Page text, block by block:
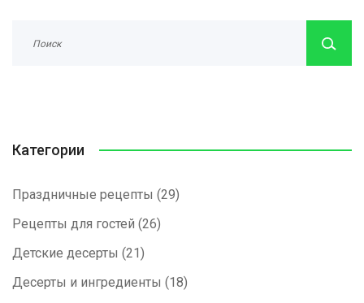
Категории
Праздничные рецепты (29)
Рецепты для гостей (26)
Детские десерты (21)
Десерты и ингредиенты (18)